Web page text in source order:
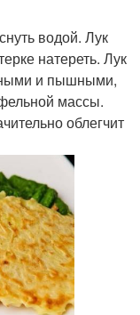
водой. Лук
натереть. Лук
и пышными,
массы.
облегчит